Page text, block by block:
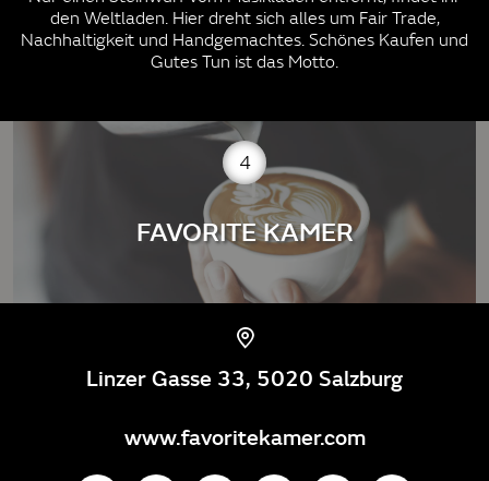
den Weltladen. Hier dreht sich alles um Fair Trade,
Nachhaltigkeit und Handgemachtes. Schönes Kaufen und
Gutes Tun ist das Motto.
4
FAVORITE KAMER
Linzer Gasse 33, 5020 Salzburg
www.favoritekamer.com